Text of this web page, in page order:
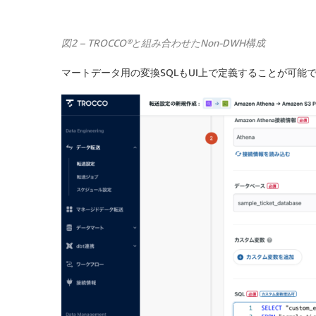
図2 – TROCCO®と組み合わせたNon-DWH構成
マートデータ用の変換SQLもUI上で定義することが可能